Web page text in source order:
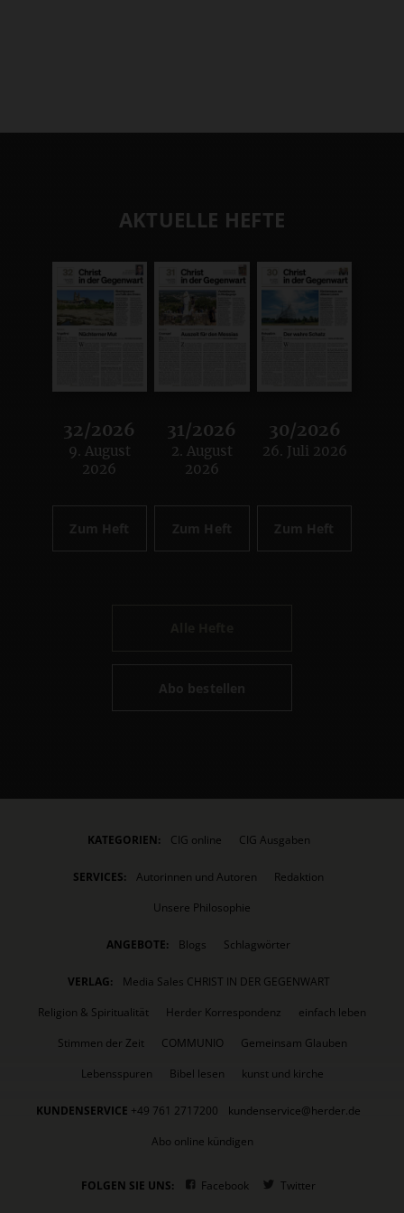
AKTUELLE HEFTE
32/2026
:
9. August
2026
Zum Heft
31/2026
:
2. August
2026
Zum Heft
30/2026
:
26. Juli 2026
Zum Heft
Abo bestellen
KATEGORIEN: CIG online CIG Ausgaben
SERVICES: Autorinnen und Autoren
Redaktion
Unsere Philosophie
ANGEBOTE: Blogs Schlagwörter
VERLAG:
Media Sales CHRIST IN DER GEGENWART
Religion & Spiritualität
Herder Korrespondenz
einfach leben
Stimmen der Zeit
COMMUNIO
Gemeinsam Glauben
Lebensspuren
Bibel lesen kunst und kirche
KUNDENSERVICE +49 761 2717200
kundenservice@herder.de
Abo online kündigen
FOLGEN SIE UNS: Facebook Twitter